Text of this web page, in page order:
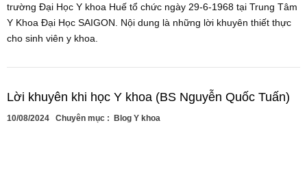
trường Đại Học Y khoa Huế tổ chức ngày 29-6-1968 tại Trung Tâm
Y Khoa Đại Học SAIGON. Nội dung là những lời khuyên thiết thực
cho sinh viên y khoa.
Lời khuyên khi học Y khoa (BS Nguyễn Quốc Tuấn)
10/08/2024 Chuyên mục : Blog Y khoa